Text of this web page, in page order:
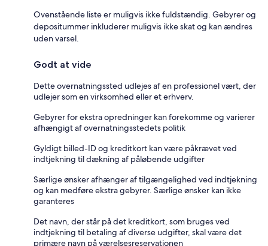
Ovenstående liste er muligvis ikke fuldstændig. Gebyrer og
depositummer inkluderer muligvis ikke skat og kan ændres
uden varsel.
Godt at vide
Dette overnatningssted udlejes af en professionel vært, der
udlejer som en virksomhed eller et erhverv.
Gebyrer for ekstra opredninger kan forekomme og varierer
afhængigt af overnatningsstedets politik
Gyldigt billed-ID og kreditkort kan være påkrævet ved
indtjekning til dækning af påløbende udgifter
Særlige ønsker afhænger af tilgængelighed ved indtjekning
og kan medføre ekstra gebyrer. Særlige ønsker kan ikke
garanteres
Det navn, der står på det kreditkort, som bruges ved
indtjekning til betaling af diverse udgifter, skal være det
primære navn på værelsesreservationen